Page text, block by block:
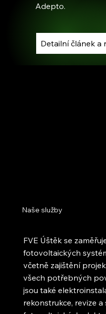
Adepto.
Detailní článek a
Naše služby
FVE Úštěk se
fotovoltaických
včetně zajištění
všech potřebných
jsou také
rekonstrukce, revize